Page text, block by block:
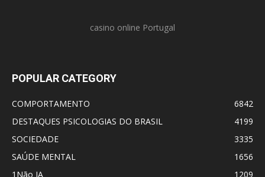
casino online Portugal
POPULAR CATEGORY
COMPORTAMENTO
6842
DESTAQUES PSICOLOGIAS DO BRASIL
4199
SOCIEDADE
3335
SAÚDE MENTAL
1656
1Não IA
1209